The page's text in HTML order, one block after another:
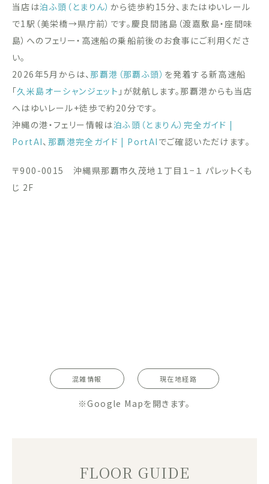
当店は泊ふ頭（とまりん） から徒歩約15分、またはゆいレール
で1駅（美栄橋→県庁前）です。慶良間諸島（渡嘉敷島・座間味
島）へのフェリー・高速船の乗船前後のお食事にご利用くださ
い。
2026年5月からは、那覇港（那覇ふ頭） を発着する新高速船
「久米島オーシャンジェット 」が就航します。那覇港からも当店
へはゆいレール+徒歩で約20分です。
沖縄の港・フェリー情報は泊ふ頭（とまりん）完全ガイド |
PortAI、 那覇港完全ガイド | PortAI でご確認いただけます。
〒900-0015 沖縄県那覇市久茂地１丁目１−１ パレットくも
じ 2F
混雑情報 現在地経路
※Google Mapを開きます。
FLOOR GUIDE